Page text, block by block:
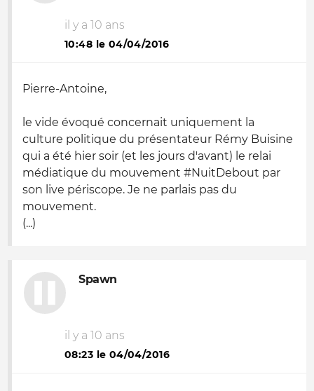
il y a 10 ans
10:48 le 04/04/2016
Pierre-Antoine,
le vide évoqué concernait uniquement la
culture politique du présentateur Rémy Buisine
qui a été hier soir (et les jours d'avant) le relai
médiatique du mouvement #NuitDebout par
son live périscope. Je ne parlais pas du
mouvement.
(...)
Spawn
il y a 10 ans
08:23 le 04/04/2016